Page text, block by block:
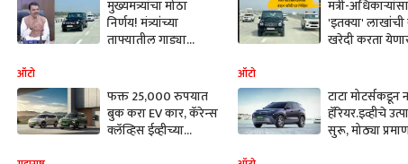
मुख्यमंत्र्यांचा मोठा
निर्णय! मंत्र्यांच्या
ताफ्यातील गाड्या
वापर बंधनकारक
मंत्री-
'इतक्या' लाखांची
खरेदी करता
किमतीची मर्यादा
ऑटो
फक्त 25,000 रुपयात
बुक करा EV कार, कॅरेन्‍स
क्‍लॅव्हिस ईव्‍हीच्या
ऑटो
टाटा मोटर्सकडून
हॅरियर.इव्हीचे
सुरू, मोठ्या